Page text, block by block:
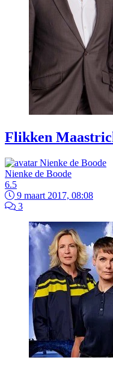
Flikken
Nienke de Boode
6.5
9 maart 2017, 08:08
3